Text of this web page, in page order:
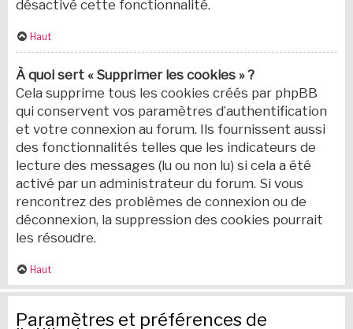
désactivé cette fonctionnalité.
Haut
À quoi sert « Supprimer les cookies » ?
Cela supprime tous les cookies créés par phpBB
qui conservent vos paramètres d’authentification
et votre connexion au forum. Ils fournissent aussi
des fonctionnalités telles que les indicateurs de
lecture des messages (lu ou non lu) si cela a été
activé par un administrateur du forum. Si vous
rencontrez des problèmes de connexion ou de
déconnexion, la suppression des cookies pourrait
les résoudre.
Haut
Paramètres et préférences de